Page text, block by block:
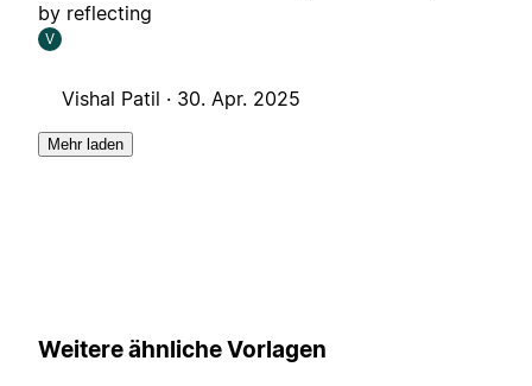
by reflecting
V
Vishal Patil · 30. Apr. 2025
Mehr laden
Weitere ähnliche Vorlagen